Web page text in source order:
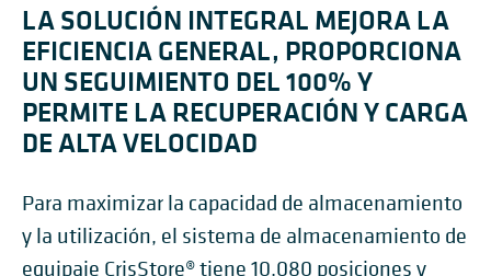
LA SOLUCIÓN INTEGRAL MEJORA LA
EFICIENCIA GENERAL, PROPORCIONA
UN SEGUIMIENTO DEL 100% Y
PERMITE LA RECUPERACIÓN Y CARGA
DE ALTA VELOCIDAD
Para maximizar la capacidad de almacenamiento
y la utilización, el sistema de almacenamiento de
equipaje CrisStore® tiene 10.080 posiciones y